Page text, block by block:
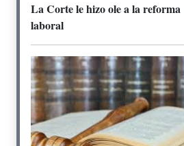
La Corte le hizo ole a la reforma
laboral